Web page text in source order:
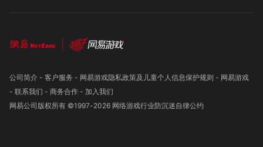
公司简介- 客户服务 - 网易游戏隐私政策及儿童个人信息保护规则 - 网易游戏
- 联系我们 - 商务合作- 加入我们
网易公司版权所有 ©1997-2026 网络游戏行业防沉迷自律公约